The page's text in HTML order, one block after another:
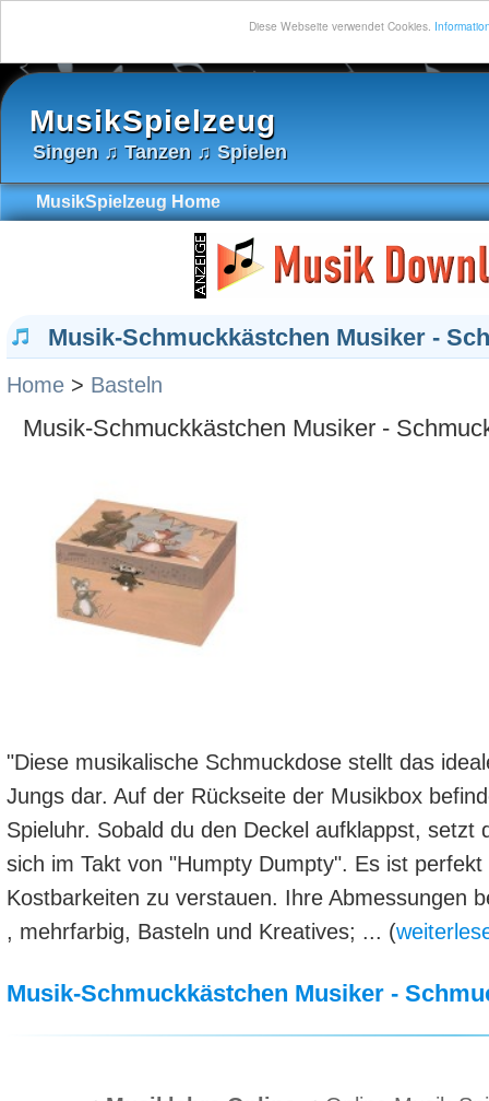
Diese Webseite verwendet Cookies.
MusikSpielzeug
Singen ♫ Tanzen ♫ Spielen
MusikSpielzeug Home
Musik-Schmuckkästchen Musiker -
Home > Basteln
Musik-Schmuckkästchen Musiker -
"Diese musikalische Schmuckdose stellt das
Jungs dar. Auf der Rückseite der Musikbox
Spieluhr. Sobald du den Deckel aufklappst, setzt
sich im Takt von "Humpty Dumpty". Es ist
Kostbarkeiten zu verstauen. Ihre Abmessungen
, mehrfarbig, Basteln und Kreatives; ... (
Musik-Schmuckkästchen Musiker -